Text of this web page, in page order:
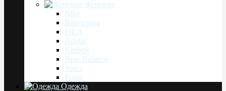
Женские
Nike
Balenciaga
FILA
Adidas
Reebok
New Balance
Asics
Puma
Одежда